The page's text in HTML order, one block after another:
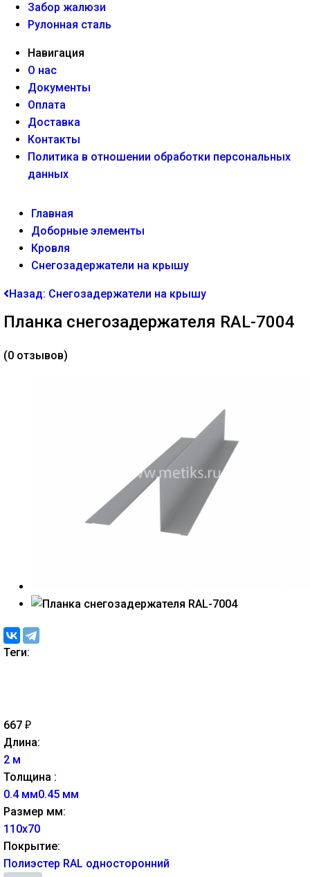
Забор жалюзи
Рулонная сталь
Навигация
О нас
Документы
Оплата
Доставка
Контакты
Политика в отношении обработки персональных
данных
Главная
Доборные элементы
Кровля
Снегозадержатели на крышу
Назад: Снегозадержатели на крышу
Планка снегозадержателя RAL-7004
(0 отзывов)
Теги:
667 ₽
Длина:
2 м
Толщина :
0.4 мм0.45 мм
Размер мм:
110х70
Покрытие:
Полиэстер RAL односторонний